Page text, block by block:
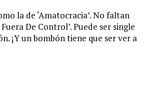
la de ‘Amatocracia’. No faltan
De Control’. Puede ser single
¡Y un bombón tiene que ser ver a